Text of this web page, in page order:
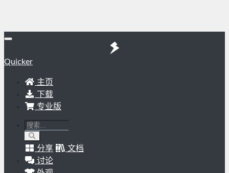
Quicker
主页
下载
专业版
分享
文档
讨论